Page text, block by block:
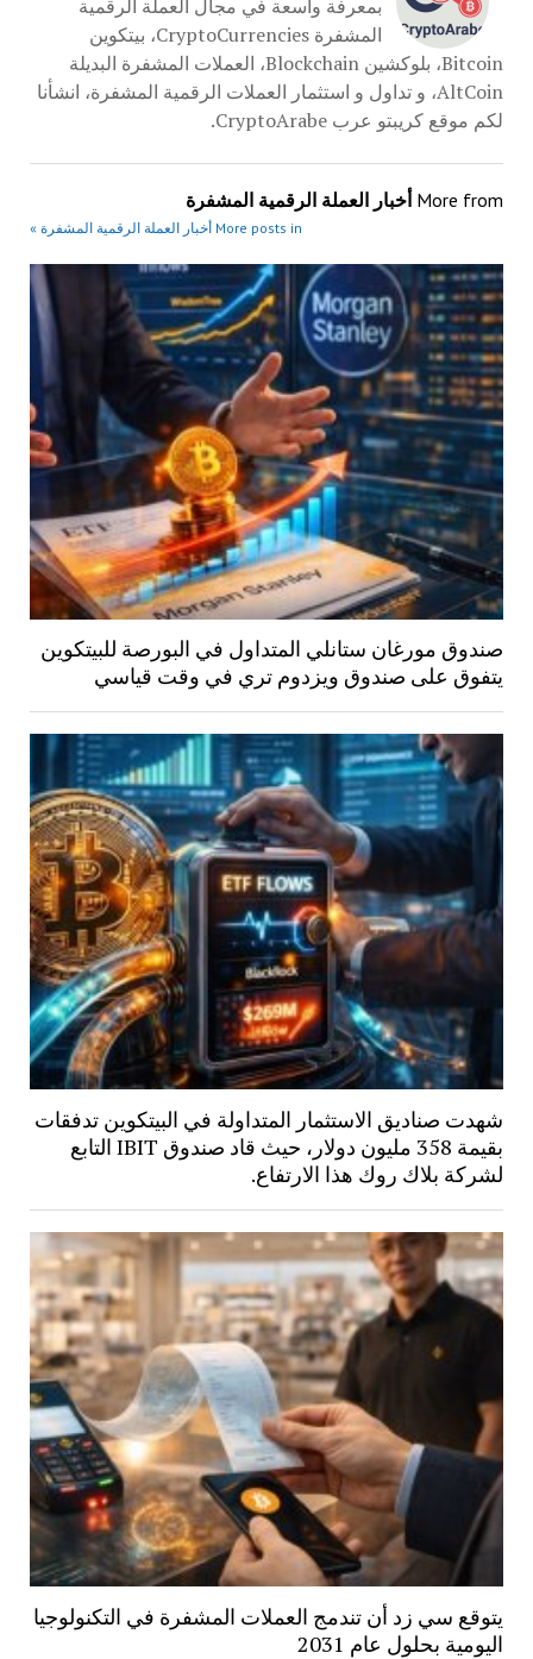
بمعرفة واسعة في مجال العملة الرقمية
المشفرة CryptoCurrencies، بيتكوين
Bitcoin، بلوكشين Blockchain، العملات المشفرة البديلة
AltCoin، و تداول و استثمار العملات الرقمية المشفرة، انشأنا
لكم موقع كريبتو عرب CryptoArabe.
More from أخبار العملة الرقمية المشفرة
More posts in أخبار العملة الرقمية المشفرة »
صندوق مورغان ستانلي المتداول في البورصة للبيتكوين
يتفوق على صندوق ويزدوم تري في وقت قياسي
شهدت صناديق الاستثمار المتداولة في البيتكوين تدفقات
بقيمة 358 مليون دولار، حيث قاد صندوق IBIT التابع
لشركة بلاك روك هذا الارتفاع.
يتوقع سي زد أن تندمج العملات المشفرة في التكنولوجيا
اليومية بحلول عام 2031